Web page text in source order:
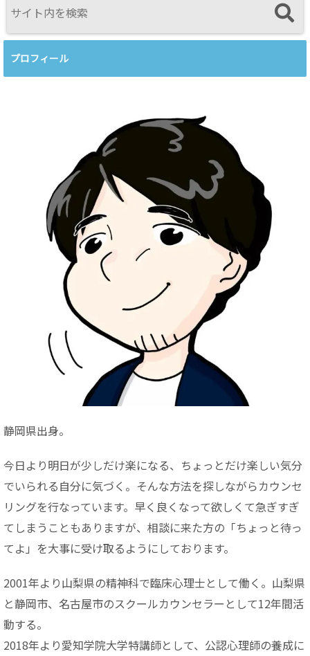
プロフィール
静岡県出身。
今日より明日が少しだけ楽になる、ちょっとだけ楽しい気分
でいられる自分に気づく。そんな方法を探しながらカウンセ
リングを行なっています。早く良くなって欲しくて急ぎすぎ
てしまうこともありますが、相談に来た方の「ちょっと待っ
てよ」を大事に受け取るようにしております。
2001年より山梨県の精神科で臨床心理士として働く。山梨県
と静岡市、名古屋市のスクールカウンセラーとして12年間活
動する。
2018年より愛知学院大学特講師として、公認心理師の養成に